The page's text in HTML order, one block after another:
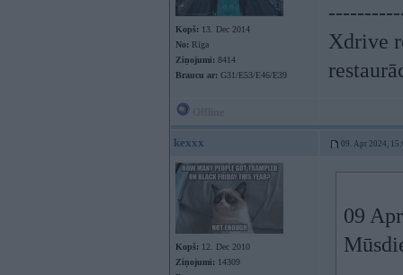
Kopš: 13. Dec 2014
No: Rīga
Ziņojumi: 8414
Braucu ar: G31/E53/E46/E39
Xdrive
kexxx 09. Apr 2024,
Kopš: 12. Dec 2010
Ziņojumi: 14309
09